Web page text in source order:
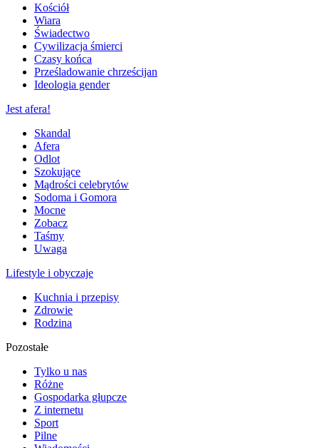
Kościół
Wiara
Świadectwo
Cywilizacja śmierci
Czasy końca
Prześladowanie chrześcijan
Ideologia gender
Jest afera!
Skandal
Afera
Odlot
Szokujące
Mądrości celebrytów
Sodoma i Gomora
Mocne
Zobacz
Taśmy
Uwaga
Lifestyle i obyczaje
Kuchnia i przepisy
Zdrowie
Rodzina
Pozostałe
Tylko u nas
Różne
Gospodarka głupcze
Z internetu
Sport
Pilne